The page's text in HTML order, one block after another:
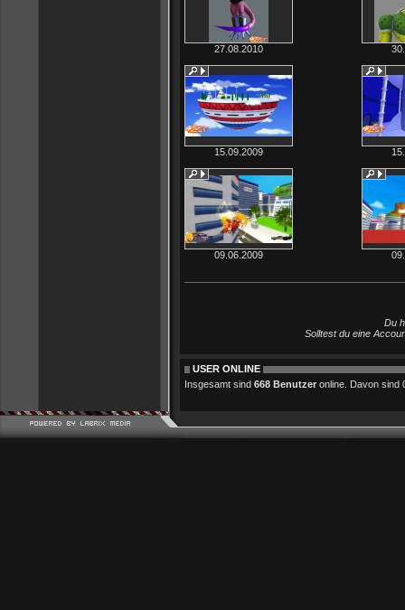
27.08.2010
15.09.2009
09.06.2009
Du
Solltest du eine
USER ONLINE
Insgesamt sind 668 Benutzer online. Davon sind